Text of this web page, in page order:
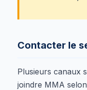
Contacter le
Plusieurs canaux
joindre MMA